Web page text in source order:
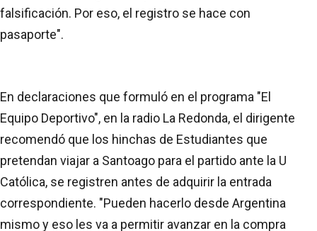
falsificación. Por eso, el registro se hace con
pasaporte".
En declaraciones que formuló en el programa "El
Equipo Deportivo", en la radio La Redonda, el dirigente
recomendó que los hinchas de Estudiantes que
pretendan viajar a Santoago para el partido ante la U
Católica, se registren antes de adquirir la entrada
correspondiente. "Pueden hacerlo desde Argentina
mismo y eso les va a permitir avanzar en la compra